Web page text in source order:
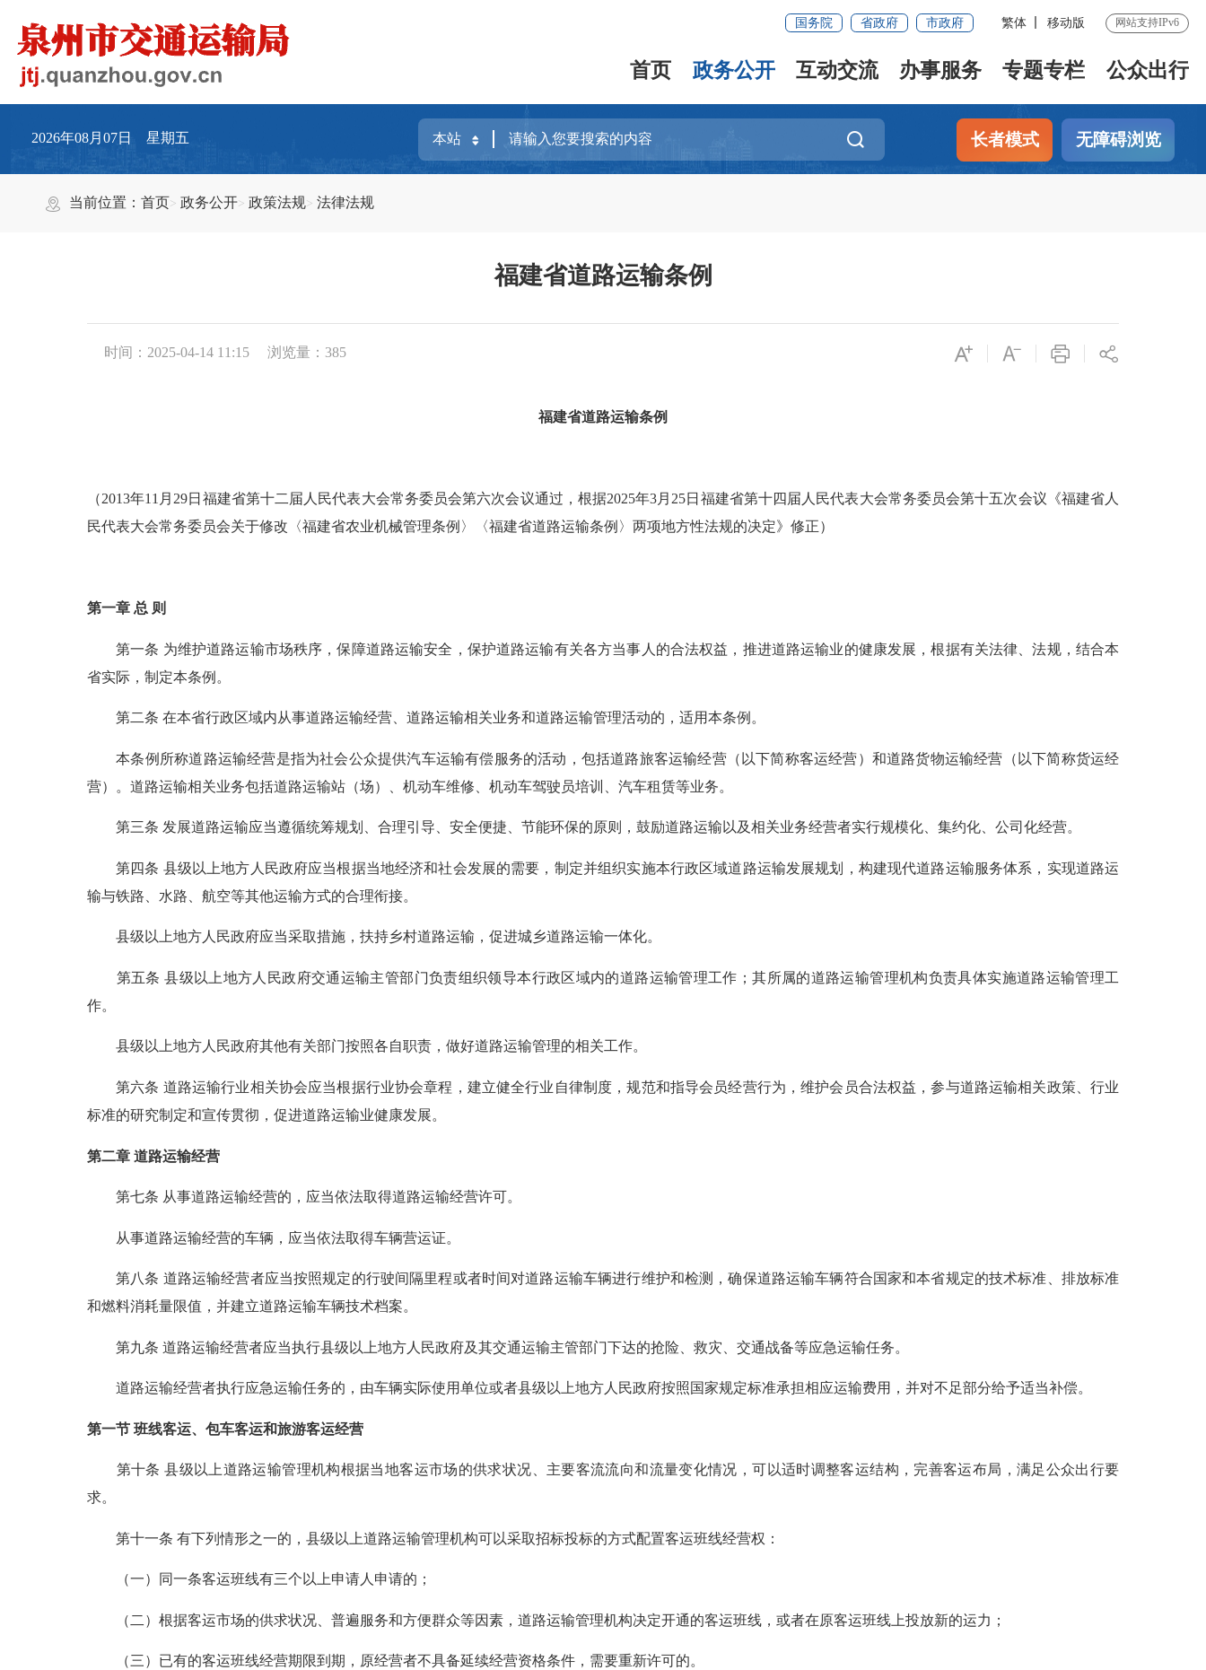
国务院 省政府 市政府 繁体 移动版 网站支持IPv6
首页 政务公开 互动交流 办事服务 专题专栏 公众出行
2026年08月07日 星期五 长者模式 无障碍浏览
当前位置：首页 政务公开 政策法规 法律法规
福建省道路运输条例
时间：2025-04-14 11:15 浏览量： 385
福建省道路运输条例
（2013年11月29日福建省第十二届人民代表大会常务委员会第六次会议通过，根据2025年3月25日福建省第十四届人民代表大会常务委员会第十五次会议《福建省人
民代表大会常务委员会关于修改〈福建省农业机械管理条例〉〈福建省道路运输条例〉两项地方性法规的决定》修正）
第一章 总 则
第一条 为维护道路运输市场秩序，保障道路运输安全，保护道路运输有关各方当事人的合法权益，推进道路运输业的健康发展，根据有关法律、法规，结合本
省实际，制定本条例。
第二条 在本省行政区域内从事道路运输经营、道路运输相关业务和道路运输管理活动的，适用本条例。
本条例所称道路运输经营是指为社会公众提供汽车运输有偿服务的活动，包括道路旅客运输经营（以下简称客运经营）和道路货物运输经营（以下简称货运经
营）。道路运输相关业务包括道路运输站（场）、机动车维修、机动车驾驶员培训、汽车租赁等业务。
第三条 发展道路运输应当遵循统筹规划、合理引导、安全便捷、节能环保的原则，鼓励道路运输以及相关业务经营者实行规模化、集约化、公司化经营。
第四条 县级以上地方人民政府应当根据当地经济和社会发展的需要，制定并组织实施本行政区域道路运输发展规划，构建现代道路运输服务体系，实现道路运
输与铁路、水路、航空等其他运输方式的合理衔接。
县级以上地方人民政府应当采取措施，扶持乡村道路运输，促进城乡道路运输一体化。
第五条 县级以上地方人民政府交通运输主管部门负责组织领导本行政区域内的道路运输管理工作；其所属的道路运输管理机构负责具体实施道路运输管理工
作。
县级以上地方人民政府其他有关部门按照各自职责，做好道路运输管理的相关工作。
第六条 道路运输行业相关协会应当根据行业协会章程，建立健全行业自律制度，规范和指导会员经营行为，维护会员合法权益，参与道路运输相关政策、行业
标准的研究制定和宣传贯彻，促进道路运输业健康发展。
第二章 道路运输经营
第七条 从事道路运输经营的，应当依法取得道路运输经营许可。
从事道路运输经营的车辆，应当依法取得车辆营运证。
第八条 道路运输经营者应当按照规定的行驶间隔里程或者时间对道路运输车辆进行维护和检测，确保道路运输车辆符合国家和本省规定的技术标准、排放标准
和燃料消耗量限值，并建立道路运输车辆技术档案。
第九条 道路运输经营者应当执行县级以上地方人民政府及其交通运输主管部门下达的抢险、救灾、交通战备等应急运输任务。
道路运输经营者执行应急运输任务的，由车辆实际使用单位或者县级以上地方人民政府按照国家规定标准承担相应运输费用，并对不足部分给予适当补偿。
第一节 班线客运、包车客运和旅游客运经营
第十条 县级以上道路运输管理机构根据当地客运市场的供求状况、主要客流流向和流量变化情况，可以适时调整客运结构，完善客运布局，满足公众出行要
求。
第十一条 有下列情形之一的，县级以上道路运输管理机构可以采取招标投标的方式配置客运班线经营权：
（一）同一条客运班线有三个以上申请人申请的；
（二）根据客运市场的供求状况、普遍服务和方便群众等因素，道路运输管理机构决定开通的客运班线，或者在原客运班线上投放新的运力；
（三）已有的客运班线经营期限到期，原经营者不具备延续经营资格条件，需要重新许可的。